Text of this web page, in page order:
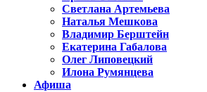
Светлана Артемьева
Наталья Мешкова
Владимир Берштейн
Екатерина Габалова
Олег Липовецкий
Илона Румянцева
Афиша